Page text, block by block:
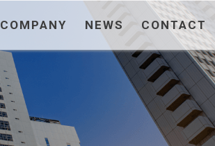
COMPANY NEWS CONTACT